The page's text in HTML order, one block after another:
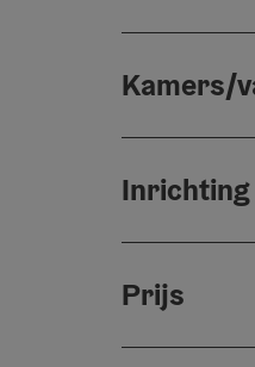
Kamers/
Inrichting
Prijs